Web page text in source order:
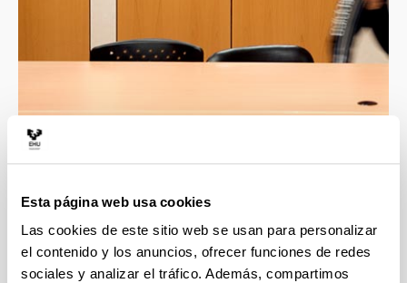
Esta página web usa cookies
Las cookies de este sitio web se usan para personalizar
el contenido y los anuncios, ofrecer funciones de redes
sociales y analizar el tráfico. Además, compartimos
4 razones para elegir este grado
Opción de estudiar una cuarta lengua, un plus
para tu currículum: árabe, gallego, griego
moderno o italiano.